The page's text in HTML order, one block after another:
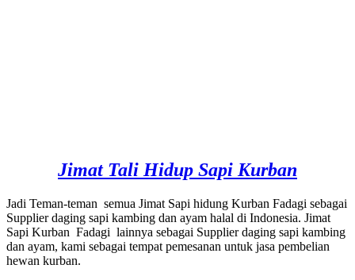
Jimat Tali Hidup Sapi Kurban
Jadi Teman-teman semua Jimat Sapi hidung Kurban Fadagi sebagai
Supplier daging sapi kambing dan ayam halal di Indonesia. Jimat
Sapi Kurban Fadagi lainnya sebagai Supplier daging sapi kambing
dan ayam, kami sebagai tempat pemesanan untuk jasa pembelian
hewan kurban.